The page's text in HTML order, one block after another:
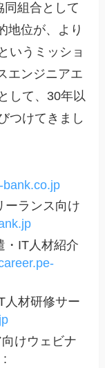
組合として
地位が、より
いうミッショ
エンジニアエ
して、30年以
つけてきまし
bank.co.jp
ーランス向け
・IT人材紹介
人材研修サー
けウェビナ
: